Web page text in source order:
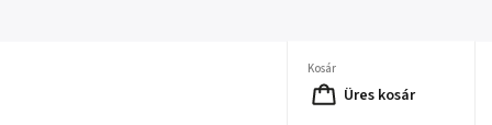
Kosár
Üres kosár